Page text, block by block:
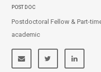
POST DOC
Postdoctoral Fellow & Part-
academic